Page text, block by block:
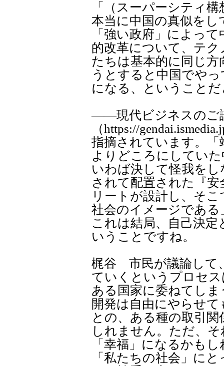
「（スーパーシティ
本当に中国の真似を
「強い政府」によっ
的改革について、テ
たちは基本的に同じ
うとすると中国でや
になる、ということ
――現代ビジネスのご
（https://
指摘されています。
よりどころにしてい
いわば決して怪我を
されて配置された『
リートが設計し、そ
社会のイメージである
これは結局、自己決
いうことですね。
梶谷 市民が議論して
ていくというプロセ
ある国家に委ねてし
開発は自由にやらせ
との、ある種の取引
しれません。ただ、
「幸福」になるかも
「私たちの社会」に